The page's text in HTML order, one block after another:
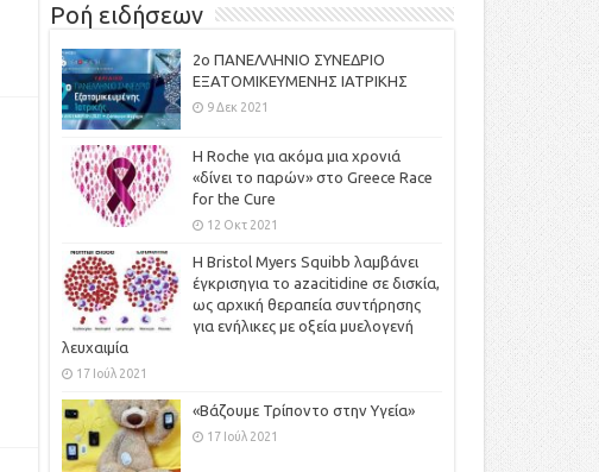
Ροή ειδήσεων
2ο ΠΑΝΕΛΛΗΝΙΟ ΣΥΝΕΔΡΙΟ
ΕΞΑΤΟΜΙΚΕΥΜΕΝΗΣ ΙΑΤΡΙΚΗΣ
9 Δεκ 2021
H Roche για ακόμα μια χρονιά
«δίνει το παρών» στο Greece Race
for the Cure
12 Οκτ 2021
Η Bristol Myers Squibb λαμβάνει
έγκρισηγια το azacitidine σε δισκία,
ως αρχική θεραπεία συντήρησης
για ενήλικες με οξεία μυελογενή
λευχαιμία
17 Ιούλ 2021
«Βάζουμε Τρίποντο στην Υγεία»
17 Ιούλ 2021